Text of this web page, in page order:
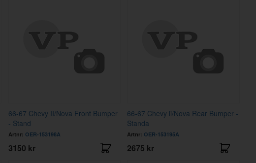
66-67 Chevy II/Nova Front Bumper
- Stand
Artnr: OER-153198A
3150 kr
66-67 Chevy ii/Nova Rear Bumper -
Standa
Artnr: OER-153195A
2675 kr